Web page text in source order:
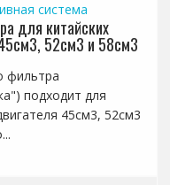
система
для китайских
52см3 и 58см3
фильтра
подходит для
45см3, 52см3